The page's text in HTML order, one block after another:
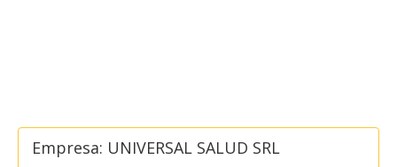
Empresa: UNIVERSAL SALUD SRL